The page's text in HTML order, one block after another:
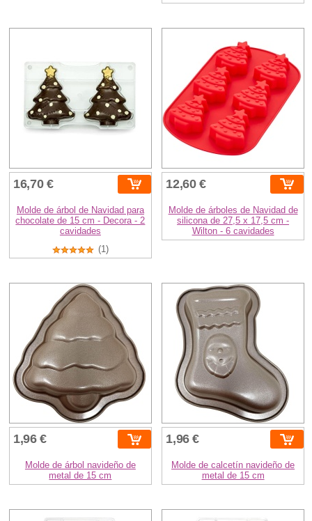
16,70 €
Molde de árbol de Navidad para
chocolate de 15 cm - Decora - 2
cavidades
(1)
12,60 €
Molde de árboles de Navidad de
silicona de 27,5 x 17,5 cm -
Wilton - 6 cavidades
1,96 €
Molde de árbol navideño de
metal de 15 cm
1,96 €
Molde de calcetín navideño de
metal de 15 cm